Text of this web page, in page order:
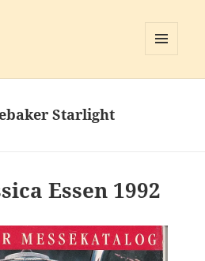
Starlight
Essen 1992